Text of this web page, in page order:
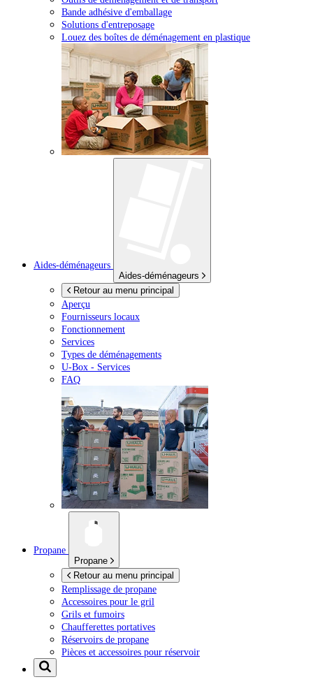
Bande adhésive d'emballage
Solutions d'entreposage
Louez des boîtes de déménagement en plastique
Aides-déménageurs
Aides-déménageurs
Retour au menu principal
Aperçu
Fournisseurs locaux
Fonctionnement
Services
Types de déménagements
U-Box - Services
FAQ
Propane
Propane
Retour au menu principal
Remplissage de propane
Accessoires pour le gril
Grils et fumoirs
Chaufferettes portatives
Réservoirs de propane
Pièces et accessoires pour réservoir